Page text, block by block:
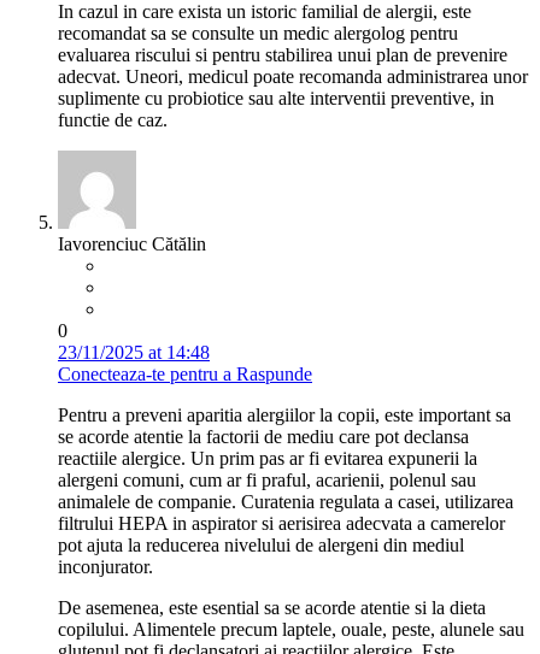
In cazul in care exista un istoric familial de alergii, este
recomandat sa se consulte un medic alergolog pentru
evaluarea riscului si pentru stabilirea unui plan de prevenire
adecvat. Uneori, medicul poate recomanda administrarea unor
suplimente cu probiotice sau alte interventii preventive, in
functie de caz.
Iavorenciuc Cătălin
0
23/11/2025 at 14:48
Conecteaza-te pentru a Raspunde
Pentru a preveni aparitia alergiilor la copii, este important sa
se acorde atentie la factorii de mediu care pot declansa
reactiile alergice. Un prim pas ar fi evitarea expunerii la
alergeni comuni, cum ar fi praful, acarienii, polenul sau
animalele de companie. Curatenia regulata a casei, utilizarea
filtrului HEPA in aspirator si aerisirea adecvata a camerelor
pot ajuta la reducerea nivelului de alergeni din mediul
inconjurator.
De asemenea, este esential sa se acorde atentie si la dieta
copilului. Alimentele precum laptele, ouale, peste, alunele sau